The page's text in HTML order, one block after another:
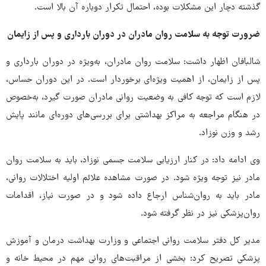
گذشته دچار این مشکلات بوده، احتمال تکرار دوباره آن بالا است.
ضرورت توجه به سلامت روان مادران در دوران بارداری و پس از زایمان
شالبافان اظهار داشت: سلامت روان مادران، به‌ویژه در دوران بارداری و
پس از زایمان، از اهمیت ویژه‌ای برخوردار است. در این دوران حساس،
لازم است که توجه کافی به وضعیت روانی مادران صورت گیرد، به‌خصوص
در هنگام مراجعه به مراکز بهداشتی برای بررسی‌های دوره‌ای مانند پایش
رشد و وزن نوزاد.
وی ادامه داد: در کنار ارزیابی سلامت جسمی نوزاد، باید به سلامت روان
مادر نیز توجه ویژه شود. در صورت مشاهده علائم اولیه اختلالات روانی،
مادر باید به روان‌شناس ارجاع داده شود و در صورت نیاز، اقدامات
روان‌پزشکی نیز در نظر گرفته شود.
مدیر کل دفتر سلامت روانی اجتماعی و وزارت بهداشت درمان و آموزش
پزشکی تصریح کرد: بخشی از مراقبت‌های روانی مهم در محیط خانه و